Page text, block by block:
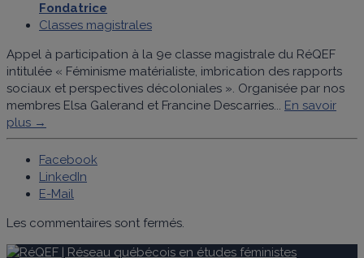
Fondatrice
Classes magistrales
Appel à participation à la 9e classe magistrale du RéQEF
intitulée « Féminisme matérialiste, imbrication des rapports
sociaux et perspectives décoloniales ». Organisée par nos
membres Elsa Galerand et Francine Descarries... En savoir
plus →
Facebook
LinkedIn
E-Mail
Les commentaires sont fermés.